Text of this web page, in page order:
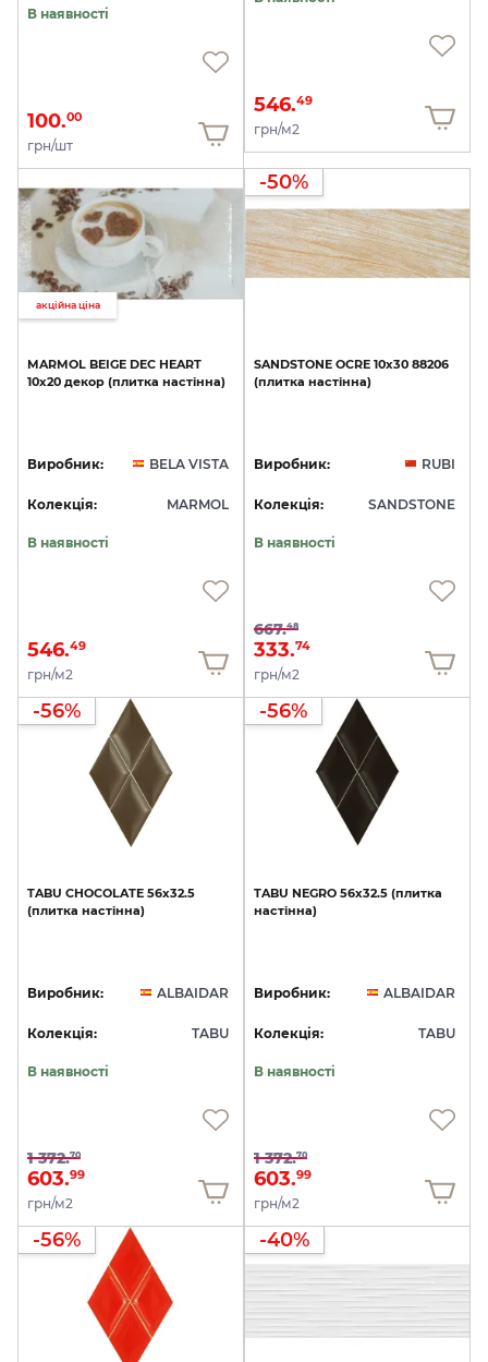
В наявності
100.00
грн/шт
546.49
грн/м2
акційна ціна
MARMOL BEIGE DEC HEART
10х20 декор (плитка настінна)
Виробник: BELA VISTA
Колекція: MARMOL
В наявності
546.49
грн/м2
-50%
SANDSTONE OCRE 10х30 88206
(плитка настінна)
Виробник: RUBI
Колекція: SANDSTONE
В наявності
667.48
333.74
грн/м2
-56%
TABU CHOCOLATE 56х32.5
(плитка настінна)
Виробник: ALBAIDAR
Колекція: TABU
В наявності
1 372.70
603.99
грн/м2
-56%
TABU NEGRO 56х32.5 (плитка
настінна)
Виробник: ALBAIDAR
Колекція: TABU
В наявності
1 372.70
603.99
грн/м2
-56% -40%